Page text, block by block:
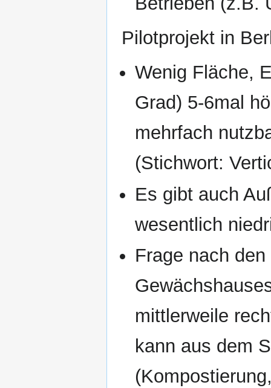
Pilotprojekt in
Wenig Fläche,
Grad) 5-6mal
mehrfach
(Stichwort:
Es gibt auch
wesentlich
Frage nach
mittlerweile
kann aus dem